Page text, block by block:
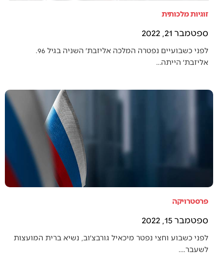
זוגיות מלכותית
ספטמבר 21, 2022
לפני כשבועיים נפטרה המלכה אליזבת׳ השניה בגיל 96.
אליזבת׳ הייתה…
פרסטרויקה
ספטמבר 15, 2022
לפני כשבוע וחצי נפטר מיכאיל גורבצ׳וב, נשיא ברית המועצות
לשעבר.…